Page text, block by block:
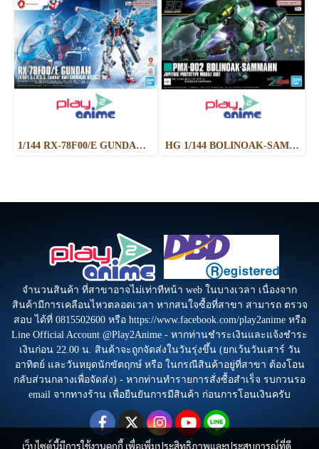
1/144 RX-78F00/E GUNDAM (EX-001 G.L.R.S.S. Feather UNIT) CHEMICAL RECYCLE Ver. HG 1/144 BOLINOAK-SAMMAHN
จำนวนสินค้า ที่สาขาอาจไม่เท่าทีหน้า web ในบางเวลา เนื่องจาก
สินค้ามีการเคลือนไหวตลอดเวลา หากสนใจซื้อที่สาขา สามารถ ตรวจ
สอบ ได้ที่ 0815502600 หรือ https://www.facebook.com/play2anime หรือ
Line Official Account @Play2Anime - หากท่านชำระเงินและแจ้งชำระ
เงินก่อน 22.00 น. สินค้าจะถูกจัดส่งในวันรุ่งขึ้น (ยกเว้นวันเสาร์ วัน
อาทิตย์ และวันหยุดนักขัตฤกษ์ หรือ ในกรณีสินค้าอยู่ที่สาขา ต้องโอน
กลับส่วนกลางเพื่อจัดส่ง) - หากท่านทำรายการสั่งซื้อสำเร็จ รบกวนรอ
email จากทางร้าน เพื่อยืนยันการมีสินค้า ก่อนการโอนเงินครับ
เว็บไซต์นี้มีการใช้งานคุกกี้ เพื่อเพิ่มประสิทธิภาพและประสบการณ์ที่ดี